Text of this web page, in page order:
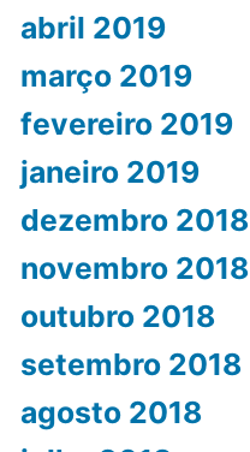
abril 2019
março 2019
fevereiro 2019
janeiro 2019
dezembro 2018
novembro 2018
outubro 2018
setembro 2018
agosto 2018